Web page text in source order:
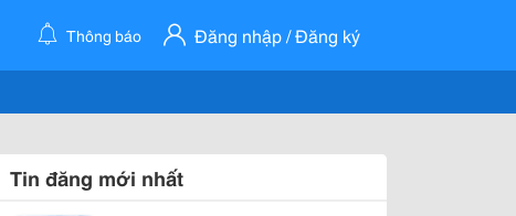
Thông báo Đăng nhập / Đăng ký
Tin đăng mới nhất